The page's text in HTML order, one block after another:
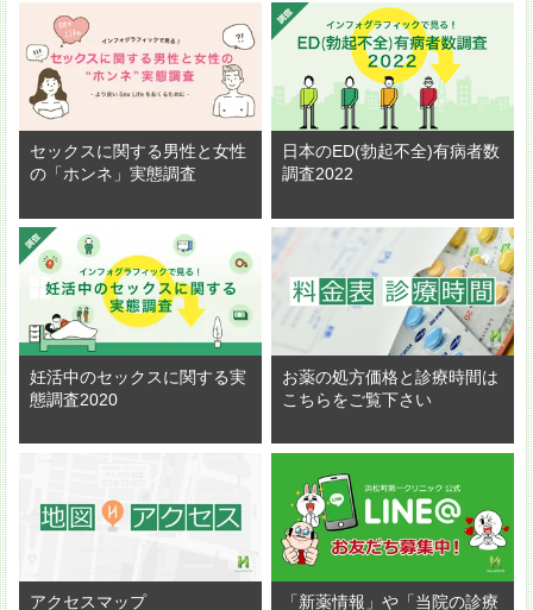
セックスに関する男性と女性
の「ホンネ」実態調査
日本のED(勃起不全)有病者数
調査2022
妊活中のセックスに関する実
態調査2020
お薬の処方価格と診療時間は
こちらをご覧下さい
アクセスマップ
「新薬情報」や「当院の診療